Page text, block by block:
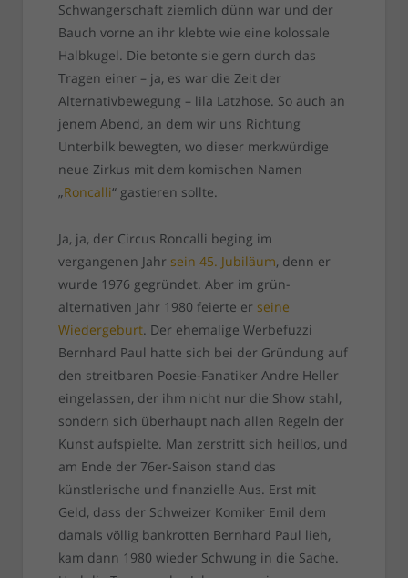
Schwangerschaft ziemlich dünn war und der
Bauch vorne an ihr klebte wie eine kolossale
Halbkugel. Die betonte sie gern durch das
Tragen einer – ja, es war die Zeit der
Alternativbewegung – lila Latzhose. So auch an
jenem Abend, an dem wir uns Richtung
Unterbilk bewegten, wo dieser merkwürdige
neue Zirkus mit dem komischen Namen
„Roncalli“ gastieren sollte.
Ja, ja, der Circus Roncalli beging im
vergangenen Jahr sein 45. Jubiläum, denn er
wurde 1976 gegründet. Aber im grün-
alternativen Jahr 1980 feierte er seine
Wiedergeburt. Der ehemalige Werbefuzzi
Bernhard Paul hatte sich bei der Gründung auf
den streitbaren Poesie-Fanatiker Andre Heller
eingelassen, der ihm nicht nur die Show stahl,
sondern sich überhaupt nach allen Regeln der
Kunst aufspielte. Man zerstritt sich heillos, und
am Ende der 76er-Saison stand das
künstlerische und finanzielle Aus. Erst mit
Geld, dass der Schweizer Komiker Emil dem
damals völlig bankrotten Bernhard Paul lieh,
kam dann 1980 wieder Schwung in die Sache.